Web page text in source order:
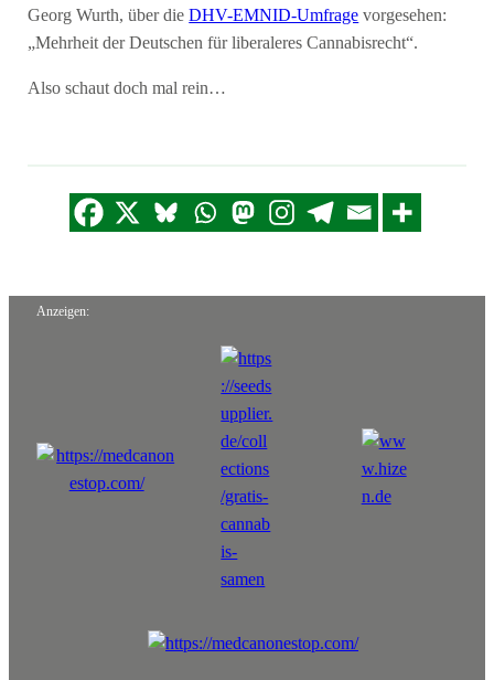
Georg Wurth, über dieDHV-EMNID-Umfrage vorgesehen:
„Mehrheit der Deutschen für liberaleres Cannabisrecht“.
Also schaut doch mal rein…
Anzeigen: